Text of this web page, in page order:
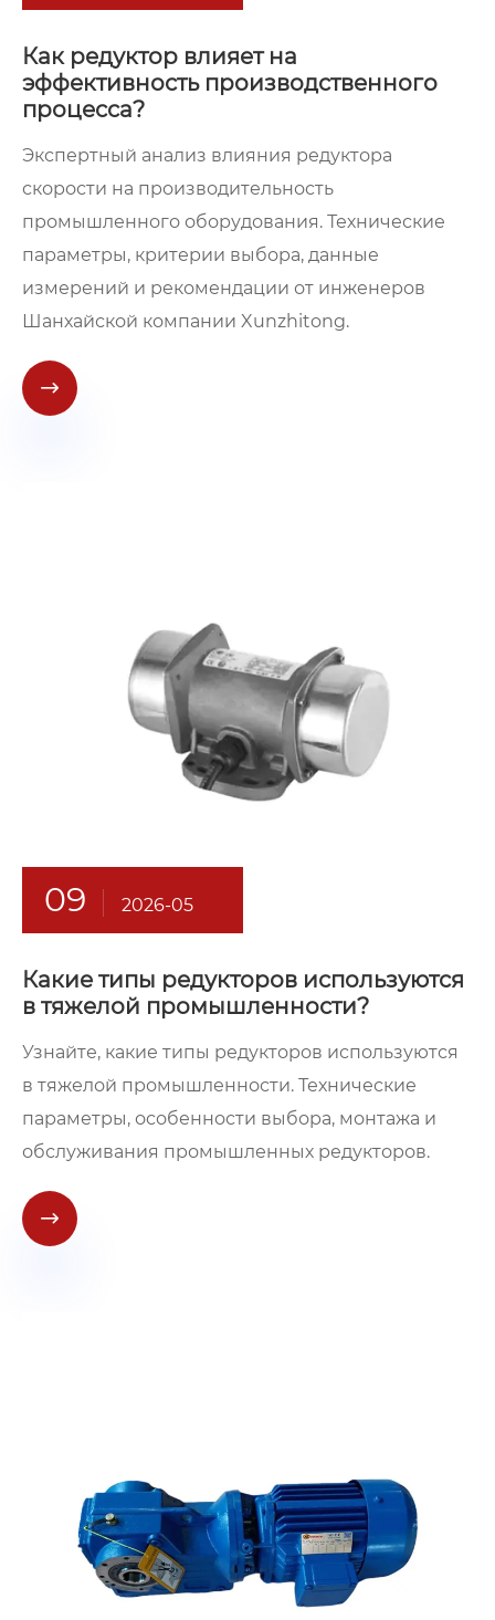
Как редуктор влияет на
эффективность производственного
процесса?
Экспертный анализ влияния редуктора
скорости на производительность
промышленного оборудования. Технические
параметры, критерии выбора, данные
измерений и рекомендации от инженеров
Шанхайской компании Xunzhitong.

09 2026-05
Какие типы редукторов используются
в тяжелой промышленности?
Узнайте, какие типы редукторов используются
в тяжелой промышленности. Технические
параметры, особенности выбора, монтажа и
обслуживания промышленных редукторов.
